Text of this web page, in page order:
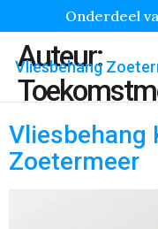
Onderdeel
Vliesbehang
Auteur:
Vliesbehang
Zoetermeer